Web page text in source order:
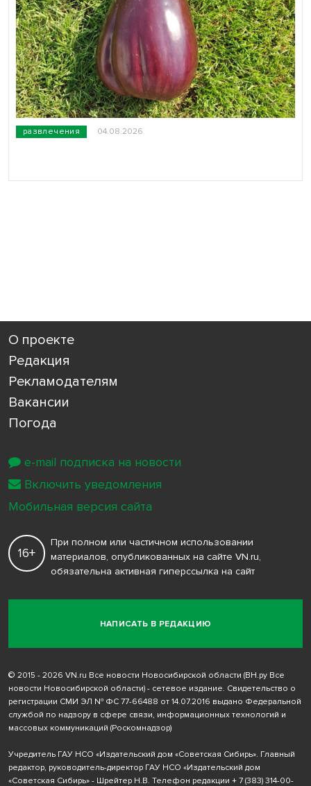
развлечения 04.08.2026
О проекте
Редакция
Рекламодателям
Вакансии
Погода
НАПИСАТЬ В РЕДАКЦИЮ
16+
При полном или частичном использовании
материалов, опубликованных на сайте VN.ru,
обязательна активная гиперссылка на сайт
© 2015 - 2026 VN.ru Все новости Новосибирской области (ВН.ру Все
новости Новосибирской области) - сетевое издание. Свидетельство о
регистрации СМИ ЭЛ № ФС 77-66488 от 14.07.2016 выдано Федеральной
службой по надзору в сфере связи, информационных технологий и
массовых коммуникаций (Роскомнадзор)
Учредитель ГАУ НСО «Издательский дом «Советская Сибирь». Главный
редактор, руководитель-директор ГАУ НСО «Издательский дом
«Советская Сибирь» - Шрейтер Н.В. Телефон редакции + 7 (383) 314-00-
e-mail подписка на новости
Включить уведомления
Мобильная версия сайта